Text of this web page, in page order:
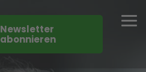
Newsletter
abonnieren